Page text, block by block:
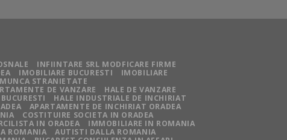
INFIINTARE SRL MODFICARE FIRME
IMOBILIARE BUCURESTI
IMOBILIARE
STRANIETATE
DE VANZARE
HALE DE VANZARE
HALE INDUSTRIALE DE INCHIRIAT
APARTAMENTE DE INCHIRIAT ORADEA
COSTITUIRE SOCIETA IN ORADEA
IN ORADEA
IMMOBILIARE IN ROMANIA
ROMANIA
AUTISTI DALLA ROMANIA